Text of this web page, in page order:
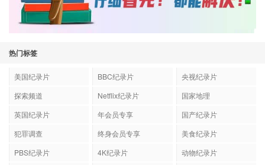
热门标签
美国纪录片 BBC纪录片
央视纪录片
探索频道
Netflix纪录片
国家地理
英国纪录片
年会员专享
国产纪录片
犯罪调查
终身会员专享
美食纪录片
PBS纪录片
4K纪录片
动物纪录片